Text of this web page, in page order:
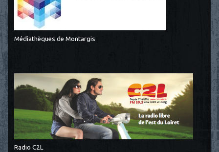
Médiathèques de Montargis
Radio C2L